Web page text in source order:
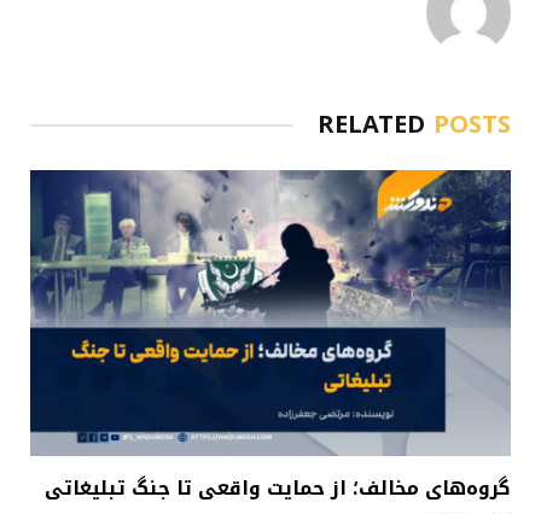
RELATED POSTS
گروه‌های مخالف؛ از حمایت واقعی تا جنگ تبلیغاتی